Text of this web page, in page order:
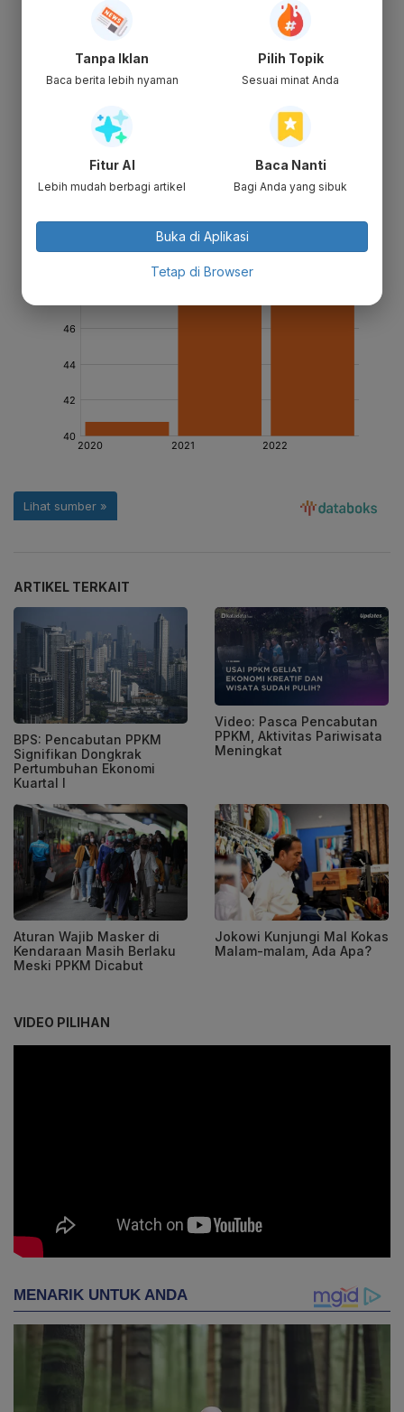
ARTIKEL TERKAIT
BPS: Pencabutan PPKM
Signifikan Dongkrak
Pertumbuhan Ekonomi
Kuartal I
Video: Pasca Pencabutan
PPKM, Aktivitas Pariwisata
Meningkat
Aturan Wajib Masker di
Kendaraan Masih Berlaku
Meski PPKM Dicabut
Jokowi Kunjungi Mal Kokas
Malam-malam, Ada Apa?
VIDEO PILIHAN
Tanpa Iklan
Baca berita lebih nyaman
Pilih Topik
Sesuai minat Anda
Fitur AI
Lebih mudah berbagi artikel
Baca Nanti
Bagi Anda yang sibuk
Buka di Aplikasi
Tetap di Browser